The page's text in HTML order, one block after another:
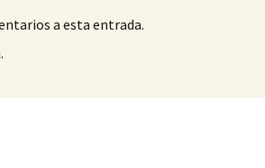
a esta entrada.